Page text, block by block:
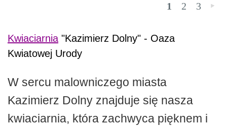
1 2 3 »
Kwiaciarnia"Kazimierz Dolny" - Oaza
Kwiatowej Urody
W sercu malowniczego miasta
Kazimierz Dolny znajduje się nasza
kwiaciarnia, która zachwyca pięknem i